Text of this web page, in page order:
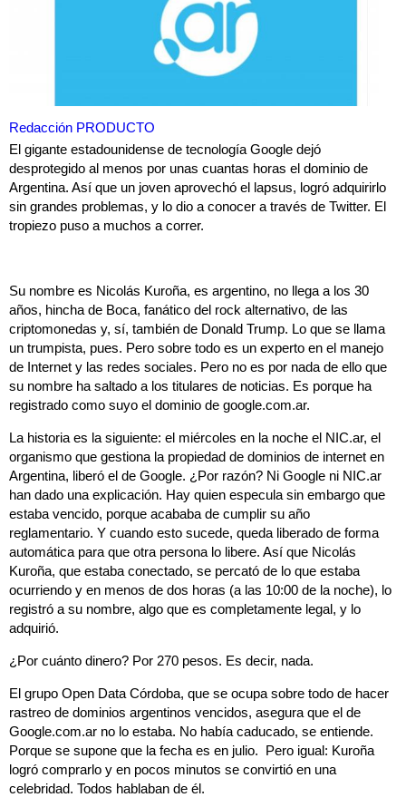
Redacción PRODUCTO
El gigante estadounidense de tecnología Google dejó
desprotegido al menos por unas cuantas horas el dominio de
Argentina. Así que un joven aprovechó el lapsus, logró adquirirlo
sin grandes problemas, y lo dio a conocer a través de Twitter. El
tropiezo puso a muchos a correr.
Su nombre es Nicolás Kuroña, es argentino, no llega a los 30
años, hincha de Boca, fanático del rock alternativo, de las
criptomonedas y, sí, también de Donald Trump. Lo que se llama
un trumpista, pues. Pero sobre todo es un experto en el manejo
de Internet y las redes sociales. Pero no es por nada de ello que
su nombre ha saltado a los titulares de noticias. Es porque ha
registrado como suyo el dominio de google.com.ar.
La historia es la siguiente: el miércoles en la noche el NIC.ar, el
organismo que gestiona la propiedad de dominios de internet en
Argentina, liberó el de Google. ¿Por razón? Ni Google ni NIC.ar
han dado una explicación. Hay quien especula sin embargo que
estaba vencido, porque acababa de cumplir su año
reglamentario. Y cuando esto sucede, queda liberado de forma
automática para que otra persona lo libere. Así que Nicolás
Kuroña, que estaba conectado, se percató de lo que estaba
ocurriendo y en menos de dos horas (a las 10:00 de la noche), lo
registró a su nombre, algo que es completamente legal, y lo
adquirió.
¿Por cuánto dinero? Por 270 pesos. Es decir, nada.
El grupo Open Data Córdoba, que se ocupa sobre todo de hacer
rastreo de dominios argentinos vencidos, asegura que el de
Google.com.ar no lo estaba. No había caducado, se entiende.
Porque se supone que la fecha es en julio. Pero igual: Kuroña
logró comprarlo y en pocos minutos se convirtió en una
celebridad. Todos hablaban de él.